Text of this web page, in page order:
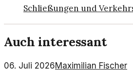
Schließungen und
Auch interessant
06. Juli 2026Maximilian Fischer